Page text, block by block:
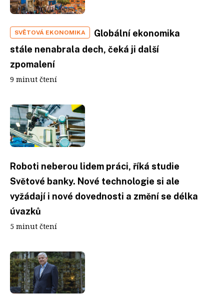
SVĚTOVÁ EKONOMIKA
Globální ekonomika
stále nenabrala dech, čeká ji další
zpomalení
9 minut čtení
Roboti neberou lidem práci, říká studie
Světové banky. Nové technologie si ale
vyžádají i nové dovednosti a změní se délka
úvazků
5 minut čtení